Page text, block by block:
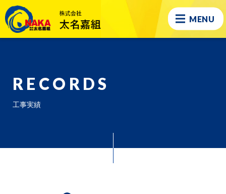
MENU
RECORDS
工事実績